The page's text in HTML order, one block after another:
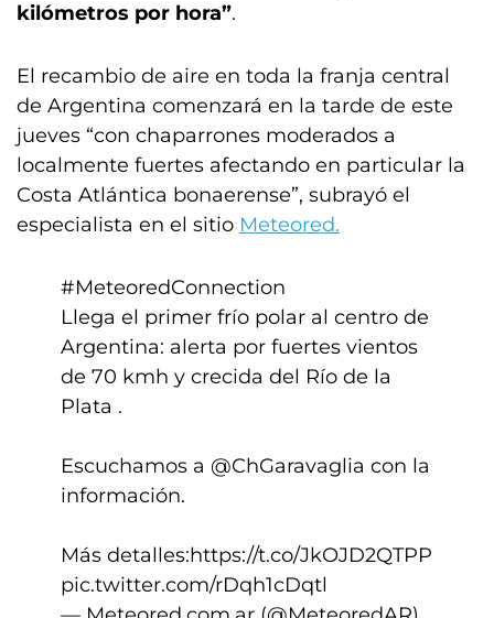
kilómetros por hora”.
El recambio de aire en toda la franja central
de Argentina comenzará en la tarde de este
jueves “con chaparrones moderados a
localmente fuertes afectando en particular la
Costa Atlántica bonaerense”, subrayó el
especialista en el sitio Meteored.
#MeteoredConnection
Llega el primer frío polar al centro de
Argentina: alerta por fuertes vientos
de 70 kmh y crecida del Río de la
Plata .
Escuchamos a @ChGaravaglia con la
información.
Más detalles:https://t.co/JkOJD2QTPP
pic.twitter.com/rDqh1cDqtl